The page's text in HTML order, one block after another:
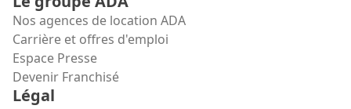
Nos agences de location ADA
Carrière et offres d'emploi
Espace Presse
Devenir Franchisé
Légal